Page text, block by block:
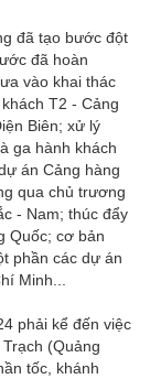
đã tạo bước đột
đã hoàn
vào khai thác
T2 - Cảng
Biên; xử lý
ga hành khách
án Cảng hàng
qua chủ trương
- Nam; thúc đẩy
Quốc; cơ bản
phần các dự án
Minh...
phải kể đến việc
(Quảng
tốc, khánh